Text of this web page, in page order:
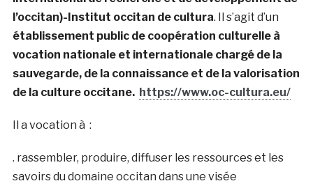
l’occitan)-Institut occitan de cultura. Il s’agit d’un
établissement public de coopération culturelle à
vocation nationale et internationale chargé de la
sauvegarde, de la connaissance et de la valorisation
de la culture occitane. https://www.oc-cultura.eu/
Il a vocation à :
. rassembler, produire, diffuser les ressources et les
savoirs du domaine occitan dans une visée